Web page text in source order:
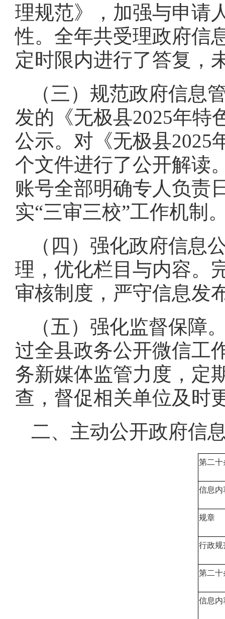
理规范》，加强与申请
性。全年共受理政府信
定时限内进行了答复，
（三）规范政府信息
发的《无极县2025年特
公示。对《无极县2025
个文件进行了公开解读
账号全部明确专人负责
实“三审三校”工作机制
（四）强化政府信息
理，优化栏目与内容。
审核制度，严守信息发
（五）强化监督保障
过全县政务公开微信工
务新媒体监管力度，定
查，督促相关单位及时
二、主动公开政府信
第二十
信息内
规章
行政规
第二十
信息内